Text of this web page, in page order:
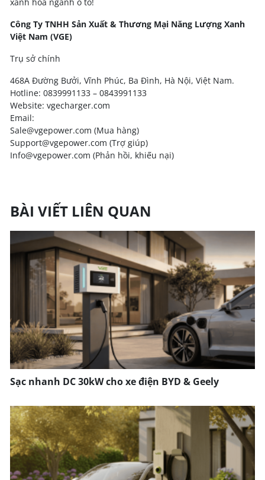
Công Ty TNHH Sản Xuất & Thương Mại Năng Lượng Xanh
Việt Nam (VGE)
Trụ sở chính
468A Đường Bưởi, Vĩnh Phúc, Ba Đình, Hà Nội, Việt Nam.
Hotline: 0839991133 – 0843991133
Website: vgecharger.com
Email:
Sale@vgepower.com (Mua hàng)
Support@vgepower.com (Trợ giúp)
Info@vgepower.com (Phản hồi, khiếu nại)
BÀI VIẾT LIÊN QUAN
Sạc nhanh DC 30kW cho xe điện BYD & Geely